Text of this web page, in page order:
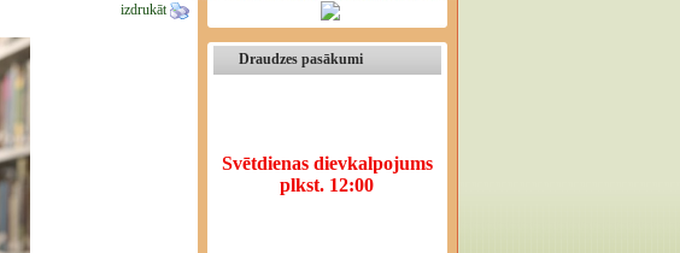
izdrukāt
Draudzes pasākumi
Svētdienas dievkalpojums
plkst. 12:00